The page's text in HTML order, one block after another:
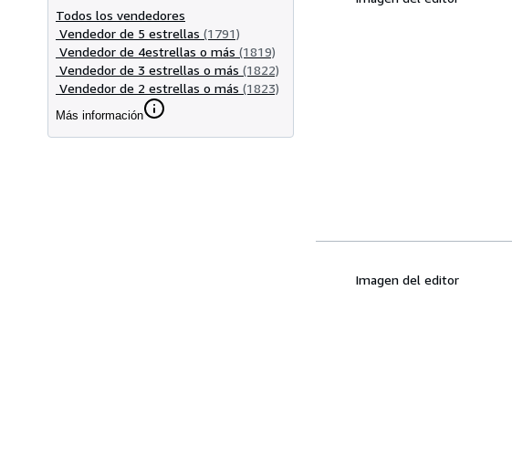
Todos los vendedores
Vendedor de 5 estrellas (1791)
Vendedor de 4estrellas o más (1819)
Vendedor de 3 estrellas o más (1822)
Vendedor de 2 estrellas o más (1823)
Más información
Imagen del editor